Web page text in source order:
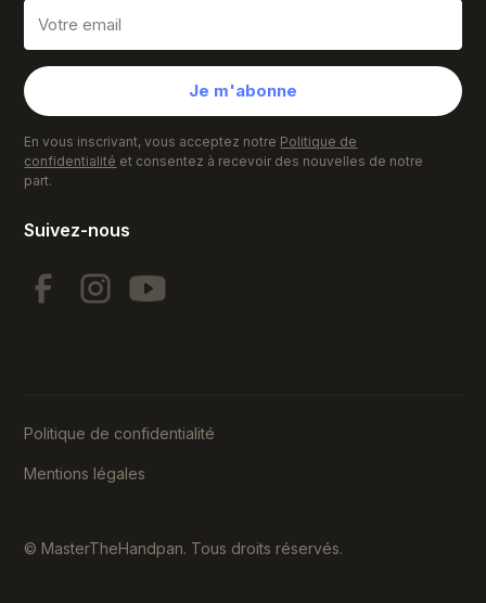
Je m'abonne
En vous inscrivant, vous acceptez notre Politique de
confidentialité et consentez à recevoir des nouvelles de notre
part.
Suivez-nous
© MasterTheHandpan. Tous droits réservés.
Politique de confidentialité
Mentions légales